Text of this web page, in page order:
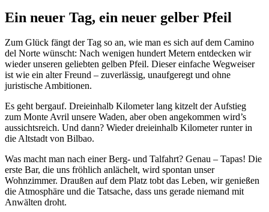
Ein neuer Tag, ein neuer gelber Pfeil
Zum Glück fängt der Tag so an, wie man es sich auf dem Camino
del Norte wünscht: Nach wenigen hundert Metern entdecken wir
wieder unseren geliebten gelben Pfeil. Dieser einfache Wegweiser
ist wie ein alter Freund – zuverlässig, unaufgeregt und ohne
juristische Ambitionen.
Es geht bergauf. Dreieinhalb Kilometer lang kitzelt der Aufstieg
zum Monte Avril unsere Waden, aber oben angekommen wird’s
aussichtsreich. Und dann? Wieder dreieinhalb Kilometer runter in
die Altstadt von Bilbao.
Was macht man nach einer Berg- und Talfahrt? Genau – Tapas! Die
erste Bar, die uns fröhlich anlächelt, wird spontan unser
Wohnzimmer. Draußen auf dem Platz tobt das Leben, wir genießen
die Atmosphäre und die Tatsache, dass uns gerade niemand mit
Anwälten droht.